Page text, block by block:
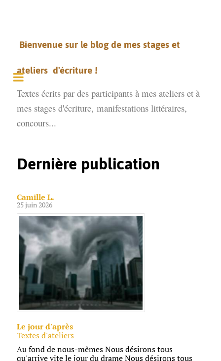
Bienvenue sur le blog de mes stages et
ateliers d'écriture !
Textes écrits par des participants à mes ateliers et à
mes stages d'écriture, manifestations littéraires,
concours...
Dernière publication
Camille L.
25 juin 2026
Le jour d'après
Textes d'ateliers
Au fond de nous-mêmes Nous désirons tous
qu'arrive vite le jour du drame Nous désirons tous